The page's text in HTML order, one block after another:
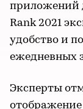
приложений
Rank 2021
удобство и
ежедневных
Эксперты